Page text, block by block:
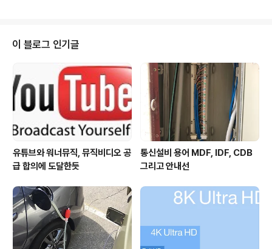
첫사랑에 대한 이야기다. 잔잔한 스토리와 깔끔하고도 실
사같은 배경 화면은 영화를 감상하는데 더 없이 좋다. 'A c
hain of stories about their distance' 영화의 부제는
이렇게 두 사람의 거리에 대해 이야기 하고 있다. '편지와
문자 메시지'라는 거리를 초월하는 수단이 존재하지..
이 블로그 인기글
유튜브와 워너뮤직, 뮤직비디오 공
급 합의에 도달한듯
통신설비 용어 MDF, IDF, CDB
그리고 안내선